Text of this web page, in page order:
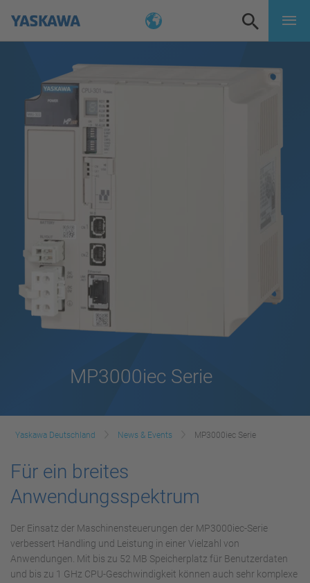
MP3000iec Serie
Yaskawa Deutschland News & Events MP3000iec Serie
Für ein breites
Anwendungsspektrum
Der Einsatz der Maschinensteuerungen der MP3000iec-Serie
verbessert Handling und Leistung in einer Vielzahl von
Anwendungen. Mit bis zu 52 MB Speicherplatz für Benutzerdaten
und bis zu 1 GHz CPU-Geschwindigkeit können auch sehr komplexe